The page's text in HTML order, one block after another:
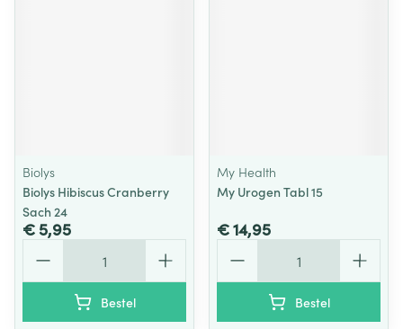
Biolys
Biolys Hibiscus Cranberry
Sach 24
€ 5,95
Bestel
My Health
My Urogen Tabl 15
€ 14,95
Bestel